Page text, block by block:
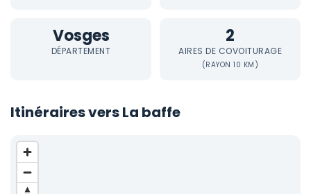
Vosges
DÉPARTEMENT
2
AIRES DE COVOITURAGE
(RAYON 10 KM)
Itinéraires vers La baffe